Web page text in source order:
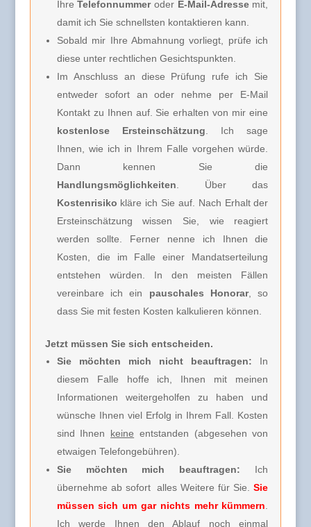
IhreTelefonnummeroder E-Mail-Adressemit,
damit ich Sie schnellsten kontaktieren kann.
Sobald mir Ihre Abmahnung vorliegt, prüfe ich
diese unter rechtlichen Gesichtspunkten.
Im Anschluss an diese Prüfung rufe ich Sie
entweder sofort an oder nehme per E-Mail
Kontakt zu Ihnen auf. Sie erhalten von mir eine
kostenlose Ersteinschätzung . Ich sage
Ihnen, wie ich in Ihrem Falle vorgehen würde.
Dann kennen Sie die
Handlungsmöglichkeiten . Über das
Kostenrisiko kläre ich Sie auf. Nach Erhalt der
Ersteinschätzung wissen Sie, wie reagiert
werden sollte. Ferner nenne ich Ihnen die
Kosten, die im Falle einer Mandatserteilung
entstehen würden. In den meisten Fällen
vereinbare ich ein pauschales Honorar, so
dass Sie mit festen Kosten kalkulieren können.
Jetzt müssen Sie sich entscheiden.
Sie möchten mich nicht beauftragen: In
diesem Falle hoffe ich, Ihnen mit meinen
Informationen weitergeholfen zu haben und
wünsche Ihnen viel Erfolg in Ihrem Fall. Kosten
sind Ihnen keine entstanden (abgesehen von
etwaigen Telefongebühren).
Sie möchten mich beauftragen: Ich
übernehme ab sofort alles Weitere für Sie.Sie
müssen sich um gar nichts mehr kümmern
Ich werde Ihnen den Ablauf noch einmal